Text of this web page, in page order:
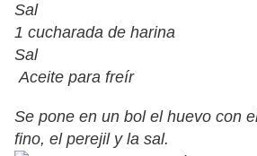
Sal
1 cucharada de harina
Sal
Aceite para freír
Se pone en un bol el huevo con
fino, el perejil y la sal.